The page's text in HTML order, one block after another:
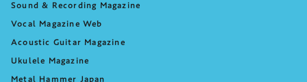
Sound & Recording Magazine
Vocal Magazine Web
Acoustic Guitar Magazine
Ukulele Magazine
Metal Hammer Japan